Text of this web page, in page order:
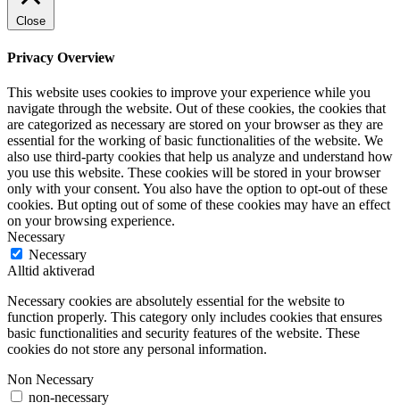
Close
Privacy Overview
This website uses cookies to improve your experience while you
navigate through the website. Out of these cookies, the cookies that
are categorized as necessary are stored on your browser as they are
essential for the working of basic functionalities of the website. We
also use third-party cookies that help us analyze and understand how
you use this website. These cookies will be stored in your browser
only with your consent. You also have the option to opt-out of these
cookies. But opting out of some of these cookies may have an effect
on your browsing experience.
Necessary
Necessary
Alltid aktiverad
Necessary cookies are absolutely essential for the website to
function properly. This category only includes cookies that ensures
basic functionalities and security features of the website. These
cookies do not store any personal information.
Non Necessary
non-necessary